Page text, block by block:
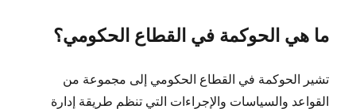
ما هي الحوكمة في القطاع الحكومي؟
تشير الحوكمة في القطاع الحكومي إلى مجموعة من
القواعد والسياسات والإجراءات التي تنظم طريقة إدارة